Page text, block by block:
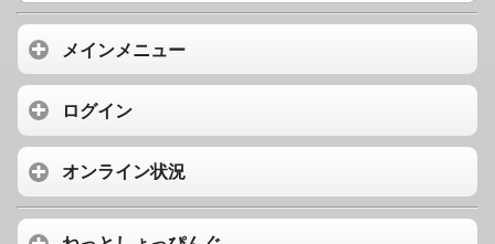
メインメニュー
ログイン
オンライン状況